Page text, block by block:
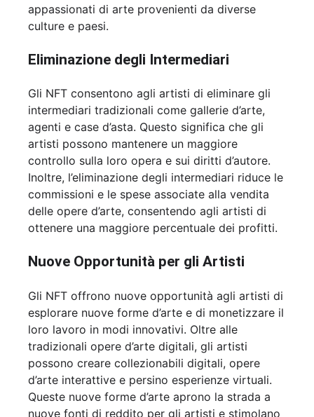
appassionati di arte provenienti da diverse
culture e paesi.
Eliminazione degli Intermediari
Gli NFT consentono agli artisti di eliminare gli
intermediari tradizionali come gallerie d’arte,
agenti e case d’asta. Questo significa che gli
artisti possono mantenere un maggiore
controllo sulla loro opera e sui diritti d’autore.
Inoltre, l’eliminazione degli intermediari riduce le
commissioni e le spese associate alla vendita
delle opere d’arte, consentendo agli artisti di
ottenere una maggiore percentuale dei profitti.
Nuove Opportunità per gli Artisti
Gli NFT offrono nuove opportunità agli artisti di
esplorare nuove forme d’arte e di monetizzare il
loro lavoro in modi innovativi. Oltre alle
tradizionali opere d’arte digitali, gli artisti
possono creare collezionabili digitali, opere
d’arte interattive e persino esperienze virtuali.
Queste nuove forme d’arte aprono la strada a
nuove fonti di reddito per gli artisti e stimolano